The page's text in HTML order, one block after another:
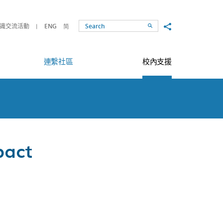
交流活動 ENG 简 SearchShare to
連繫社區 校內支援